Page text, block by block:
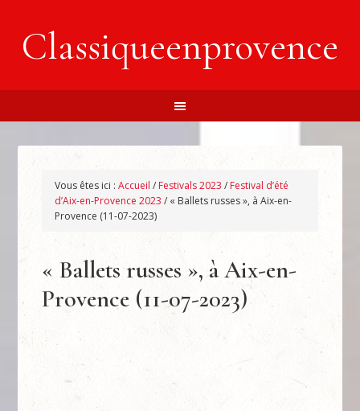
Classiqueenprovence
Vous êtes ici :Accueil / Festivals 2023 / Festival d’été
d’Aix-en-Provence 2023 / « Ballets russes », à Aix-en-
Provence (11-07-2023)
« Ballets russes », à Aix-en-
Provence (11-07-2023)